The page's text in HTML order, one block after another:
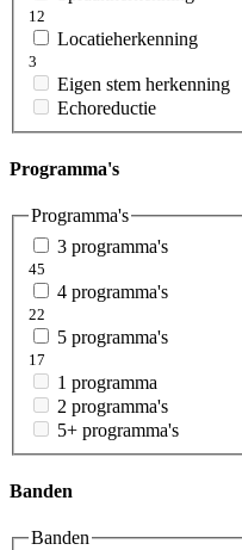
12
Locatieherkenning
3
Eigen stem herkenning
Echoreductie
Programma's
Programma's
3 programma's
45
4 programma's
22
5 programma's
17
1 programma
2 programma's
5+ programma's
Banden
Banden